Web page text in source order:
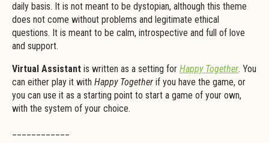
daily basis. It is not meant to be dystopian, although this theme
does not come without problems and legitimate ethical
questions. It is meant to be calm, introspective and full of love
and support.
Virtual Assistant is written as a setting for Happy Together. You
can either play it with Happy Together if you have the game, or
you can use it as a starting point to start a game of your own,
with the system of your choice.